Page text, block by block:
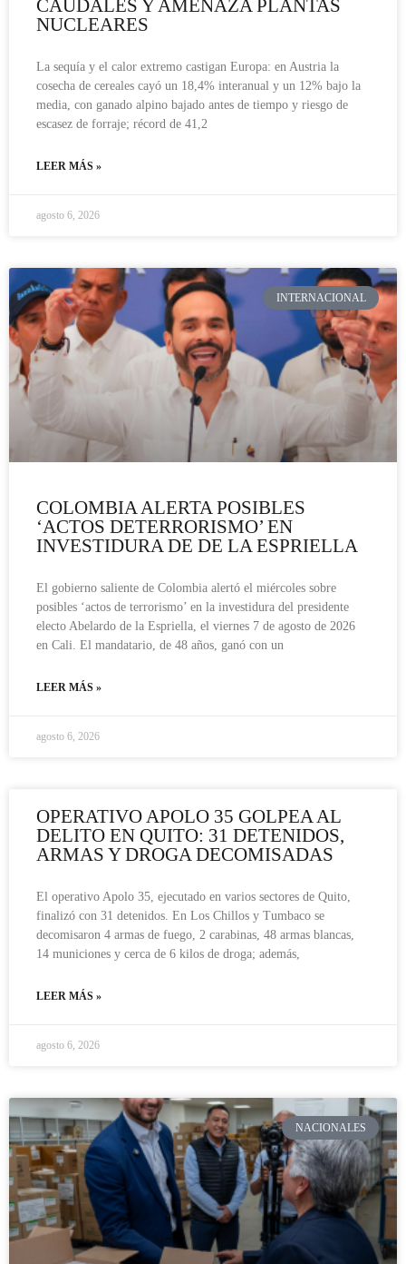
CAUDALES Y AMENAZA PLANTAS
NUCLEARES
La sequía y el calor extremo castigan Europa: en Austria la
cosecha de cereales cayó un 18,4% interanual y un 12% bajo la
media, con ganado alpino bajado antes de tiempo y riesgo de
escasez de forraje; récord de 41,2
LEER MÁS »
agosto 6, 2026
INTERNACIONAL
COLOMBIA ALERTA POSIBLES
‘ACTOS DETERRORISMO’ EN
INVESTIDURA DE DE LA ESPRIELLA
El gobierno saliente de Colombia alertó el miércoles sobre
posibles ‘actos de terrorismo’ en la investidura del presidente
electo Abelardo de la Espriella, el viernes 7 de agosto de 2026
en Cali. El mandatario, de 48 años, ganó con un
LEER MÁS »
agosto 6, 2026
OPERATIVO APOLO 35 GOLPEA AL
DELITO EN QUITO: 31 DETENIDOS,
ARMAS Y DROGA DECOMISADAS
El operativo Apolo 35, ejecutado en varios sectores de Quito,
finalizó con 31 detenidos. En Los Chillos y Tumbaco se
decomisaron 4 armas de fuego, 2 carabinas, 48 armas blancas,
14 municiones y cerca de 6 kilos de droga; además,
LEER MÁS »
agosto 6, 2026
NACIONALES